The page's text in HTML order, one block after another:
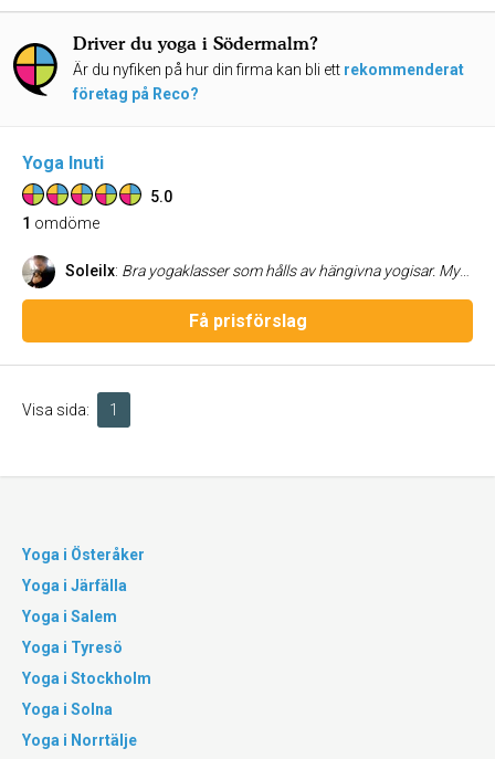
Driver du yoga i Södermalm?
Är du nyfiken på hur din firma kan bli ett rekommenderat
företag på Reco?
Yoga Inuti
5.0
1 omdöme
Soleilx: Bra yogaklasser som hålls av hängivna yogisar. Mysig lokal och supermysig stämning.
Få prisförslag
Visa sida: 1
Yoga i Österåker
Yoga i Järfälla
Yoga i Salem
Yoga i Tyresö
Yoga i Stockholm
Yoga i Solna
Yoga i Norrtälje